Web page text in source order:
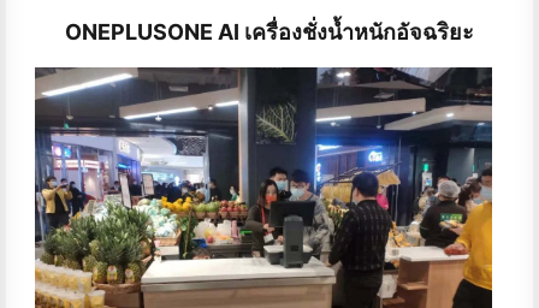
ONEPLUSONE AI เครื่องชั่งน้ำหนักอัจฉริยะ